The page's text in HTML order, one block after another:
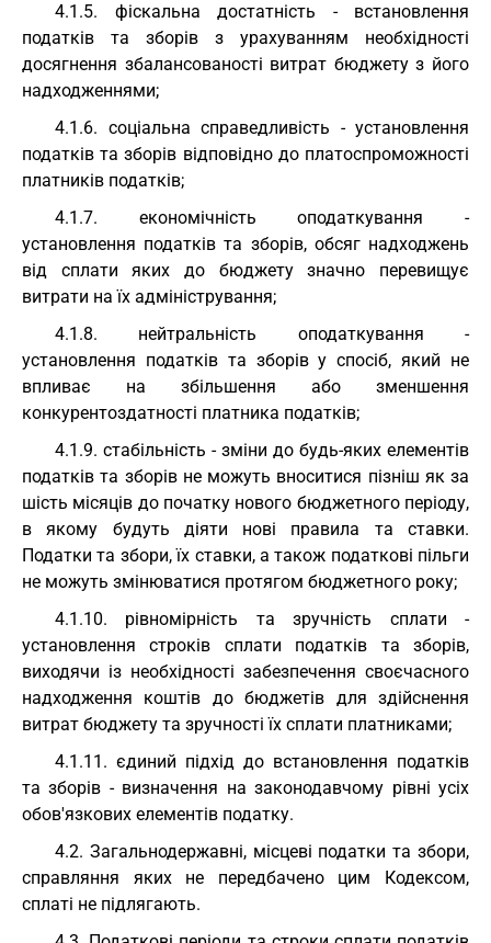
4.1.5. фіскальна достатність - встановлення
податків та зборів з урахуванням необхідності
досягнення збалансованості витрат бюджету з його
надходженнями;
4.1.6. соціальна справедливість - установлення
податків та зборів відповідно до платоспроможності
платників податків;
4.1.7. економічність оподаткування -
установлення податків та зборів, обсяг надходжень
від сплати яких до бюджету значно перевищує
витрати на їх адміністрування;
4.1.8. нейтральність оподаткування -
установлення податків та зборів у спосіб, який не
впливає на збільшення або зменшення
конкурентоздатності платника податків;
4.1.9. стабільність - зміни до будь-яких елементів
податків та зборів не можуть вноситися пізніш як за
шість місяців до початку нового бюджетного періоду,
в якому будуть діяти нові правила та ставки.
Податки та збори, їх ставки, а також податкові пільги
не можуть змінюватися протягом бюджетного року;
4.1.10. рівномірність та зручність сплати -
установлення строків сплати податків та зборів,
виходячи із необхідності забезпечення своєчасного
надходження коштів до бюджетів для здійснення
витрат бюджету та зручності їх сплати платниками;
4.1.11. єдиний підхід до встановлення податків
та зборів - визначення на законодавчому рівні усіх
обов'язкових елементів податку.
4.2. Загальнодержавні, місцеві податки та збори,
справляння яких не передбачено цим Кодексом,
сплаті не підлягають.